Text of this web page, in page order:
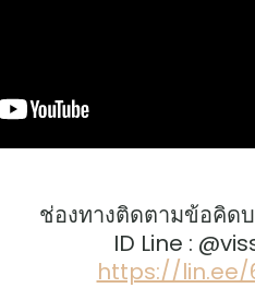
ช่องทางติดตามข้อคิด
ID Line :
https://lin.ee/